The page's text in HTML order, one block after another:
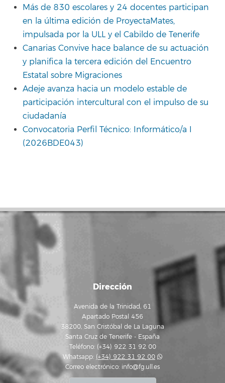
Más de 830 escolares y 24 docentes participan
en la última edición de ProyectaMates,
impulsada por la ULL y el Cabildo de Tenerife
Canarias Convive hace balance de su actuación
y planifica la tercera edición del Encuentro
Estatal sobre Migraciones
Adeje avanza hacia un modelo estable de
participación intercultural con el impulso de su
ciudadanía
Convocatoria Perfil Técnico: Informático/a I
(2026BDE043)
Dirección
Avenida de la Trinidad, 61
Apartado Postal 456
38200, San Cristóbal de La Laguna
Santa Cruz de Tenerife - España
Teléfono: (+34) 922 31 92 00
Whatsapp: (+34) 922 31 92 00
Correo electrónico: info@fg.ull.es